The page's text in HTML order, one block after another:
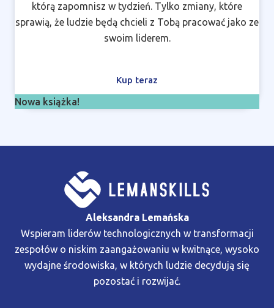
którą zapomnisz w tydzień. Tylko zmiany, które
sprawią, że ludzie będą chcieli z Tobą pracować jako ze
swoim liderem.
Kup teraz
Nowa książka!
Aleksandra Lemańska
Wspieram liderów technologicznych w transformacji
zespołów o niskim zaangażowaniu w kwitnące, wysoko
wydajne środowiska, w których ludzie decydują się
pozostać i rozwijać.